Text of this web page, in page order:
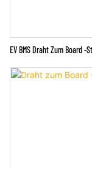
EV BMS Draht Zum Board -